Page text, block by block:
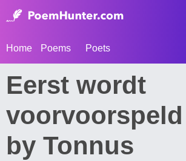
Home Poems Poets
Eerst wordt
voorvoorspeld
by Tonnus